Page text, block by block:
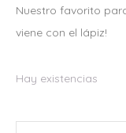
Nuestro favorito
viene con el lápiz!
Hay existencias